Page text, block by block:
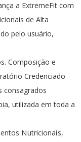
a ExtremeFit com
de Alta
pelo usuário,
Composição e
Credenciado
consagrados
utilizada em toda a
Nutricionais,